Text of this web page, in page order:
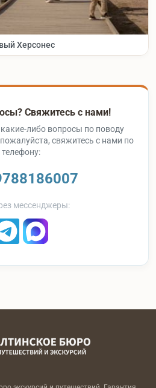
Херсонес
Свяжитесь с нами!
либо вопросы по поводу
свяжитесь с нами по
телефону:
мессенджеры: